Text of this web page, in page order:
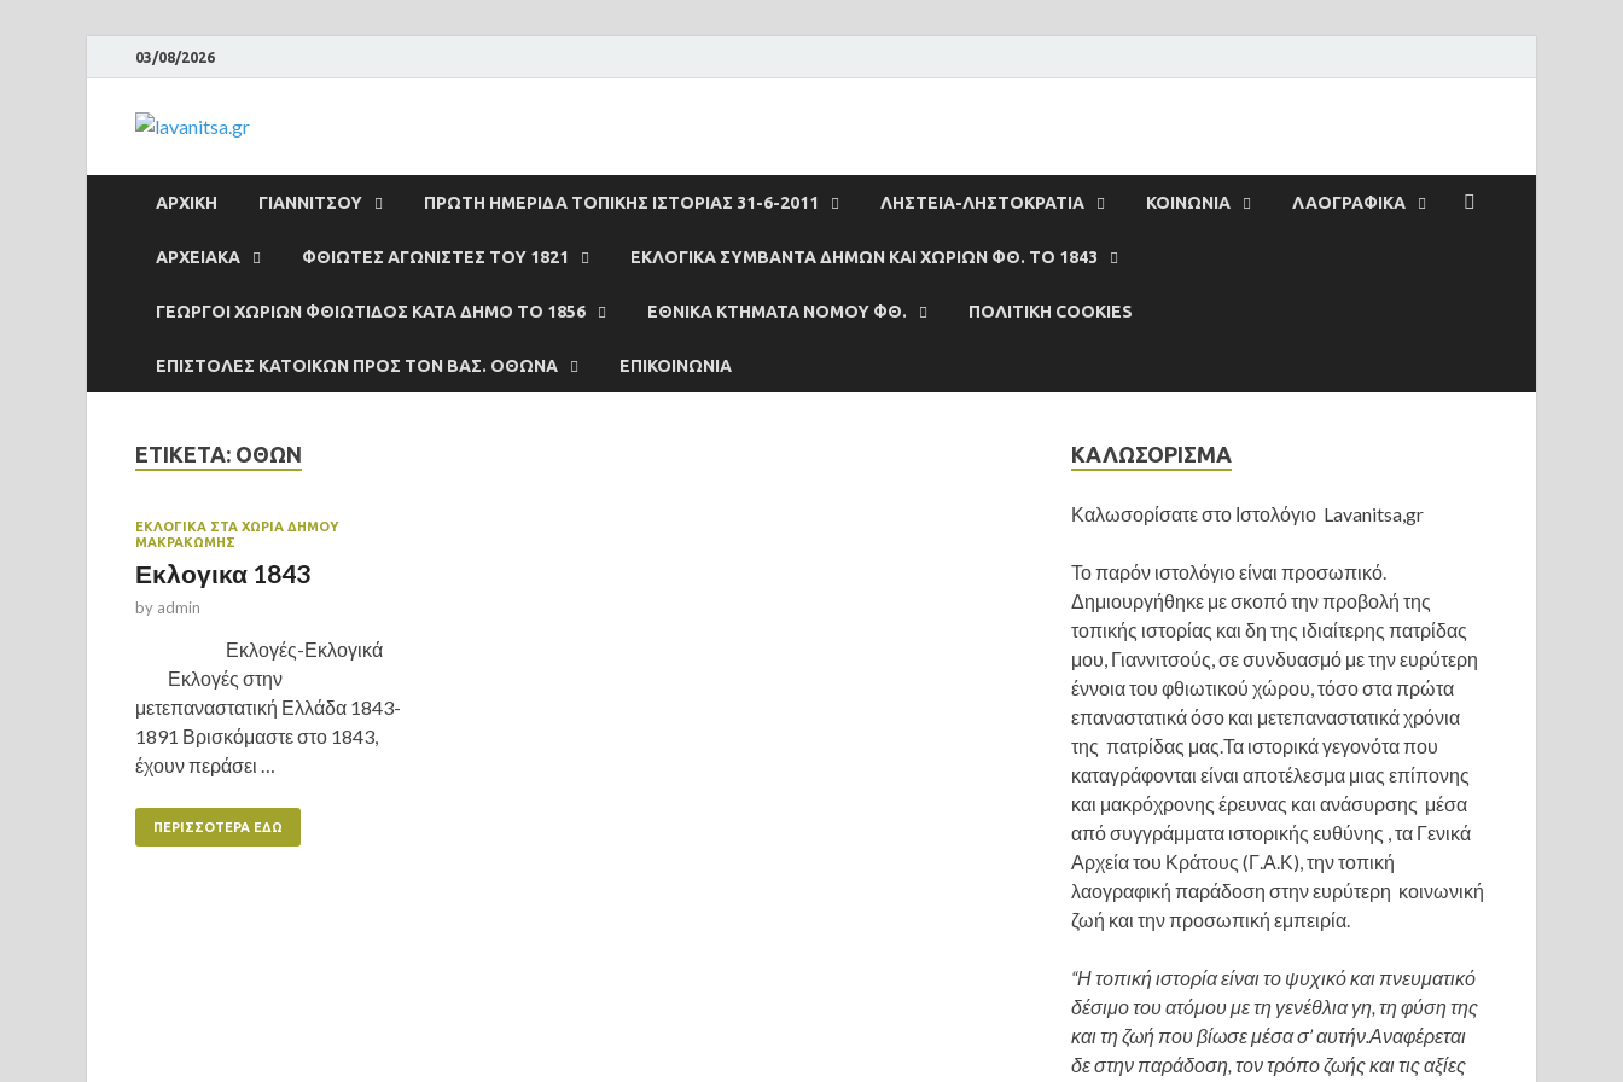
03/08/2026
lavanitsa.gr
ΑΡΧΙΚΉ ΓΙΑΝΝΙΤΣΟΥ ΠΡΩΤΗ ΗΜΕΡΙΔΑ ΤΟΠΙΚΗΣ ΙΣΤΟΡΙΑΣ 31-6-2011 ΛΗΣΤΕΙΑ-ΛΗΣΤΟΚΡΑΤΙΑ ΚΟΙΝΩΝΙΑ ΛΑΟΓΡΑΦΙΚΑ
ΑΡΧΕΙΑΚΆ ΦΘΙΩΤΕΣ ΑΓΩΝΙΣΤΕΣ ΤΟΥ 1821 ΕΚΛΟΓΙΚΑ ΣΥΜΒΆΝΤΑ ΔΗΜΩΝ ΚΑΙ ΧΩΡΙΩΝ ΦΘ. ΤΟ 1843
ΓΕΩΡΓΟΙ ΧΩΡΙΩΝ ΦΘΙΩΤΙΔΟΣ ΚΑΤΑ ΔΗΜΟ ΤΟ 1856 ΕΘΝΙΚΆ ΚΤΉΜΑΤΑ ΝΟΜΟΥ ΦΘ. ΠΟΛΙΤΙΚΉ COOKIES
ΕΠΙΣΤΟΛΕΣ ΚΑΤΟΙΚΩΝ ΠΡΟΣ ΤΟΝ ΒΑΣ. ΟΘΩΝΑ ΕΠΙΚΟΙΝΩΝΊΑ
ΕΤΙΚΈΤΑ: ΟΘΩΝ
ΕΚΛΟΓΙΚΑ ΣΤΑ ΧΩΡΙΑ ΔΗΜΟΥ
ΜΑΚΡΑΚΏΜΗΣ
Εκλογικα 1843
by admin
Εκλογές-Εκλογικά
Εκλογές στην
μετεπαναστατική Ελλάδα 1843-
1891 Βρισκόμαστε στο 1843,
έχουν περάσει …
ΠΕΡΙΣΣΌΤΕΡΑ ΕΔΏ
ΚΑΛΩΣΟΡΙΣΜΑ
Καλωσορίσατε στο Ιστολόγιο Lavanitsa,gr
Το παρόν ιστολόγιο είναι προσωπικό.
Δημιουργήθηκε με σκοπό την προβολή της
τοπικής ιστορίας και δη της ιδιαίτερης πατρίδας
μου, Γιαννιτσούς, σε συνδυασμό με την ευρύτερη
έννοια του φθιωτικού χώρου, τόσο στα πρώτα
επαναστατικά όσο και μετεπαναστατικά χρόνια
της πατρίδας μας.Τα ιστορικά γεγονότα που
καταγράφονται είναι αποτέλεσμα μιας επίπονης
και μακρόχρονης έρευνας και ανάσυρσης μέσα
από συγγράμματα ιστορικής ευθύνης , τα Γενικά
Αρχεία του Κράτους (Γ.Α.Κ), την τοπική
λαογραφική παράδοση στην ευρύτερη κοινωνική
ζωή και την προσωπική εμπειρία.
“Η τοπική ιστορία είναι το ψυχικό και πνευματικό
δέσιμο του ατόμου με τη γενέθλια γη, τη φύση της
και τη ζωή που βίωσε μέσα σ’ αυτήν.Αναφέρεται
δε στην παράδοση, τον τρόπο ζωής και τις αξίες